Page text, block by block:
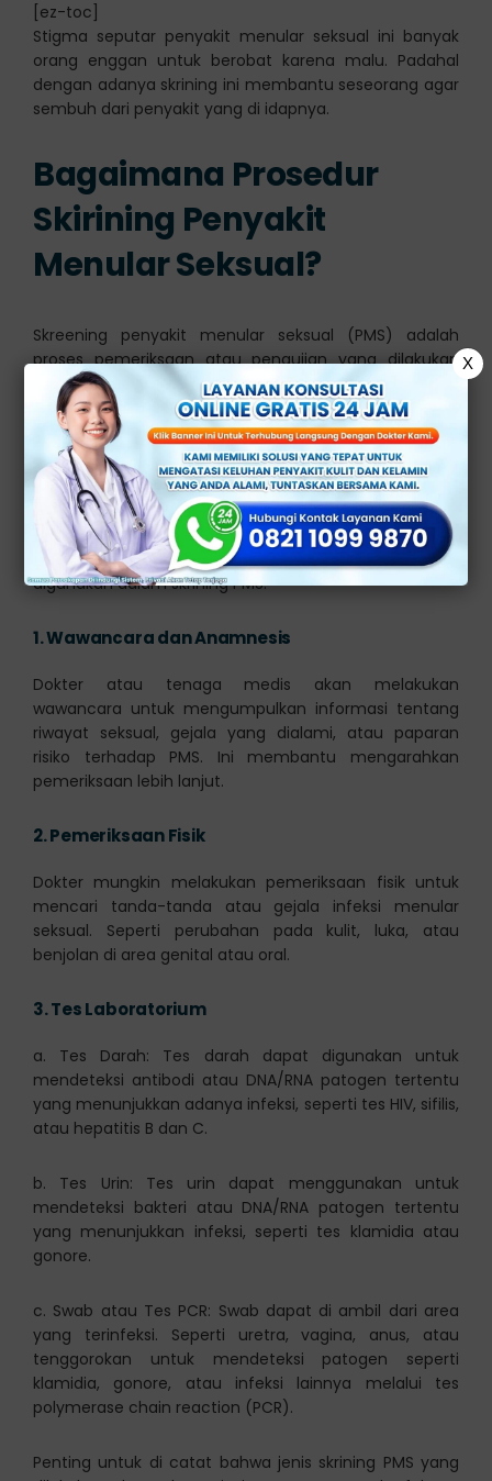
[ez-toc]
Stigma seputar penyakit menular seksual ini banyak
orang enggan untuk berobat karena malu. Padahal
dengan adanya skrining ini membantu seseorang agar
sembuh dari penyakit yang di idapnya.
Bagaimana Prosedur
Skirining Penyakit
Menular Seksual?
Skreening penyakit menular seksual (PMS) adalah
proses pemeriksaan atau pengujian yang dilakukan
untuk mendeteksi adanya infeksi menular seksual
pada seseorang. Terutama pada mereka yang aktif
secara seksual atau berisiko terkena PMS.
Skrining PMS dapat membantu dalam diagnosis dini,
pengobatan yang tepat waktu, dan pencegahan
penyebaran infeksi ke pasangan seksual lainnya.
Berikut adalah beberapa metode umum yang
digunakan dalam skrining PMS:
1.Wawancara dan Anamnesis
Dokter atau tenaga medis akan melakukan
wawancara untuk mengumpulkan informasi tentang
riwayat seksual, gejala yang dialami, atau paparan
risiko terhadap PMS. Ini membantu mengarahkan
pemeriksaan lebih lanjut.
2.Pemeriksaan Fisik
Dokter mungkin melakukan pemeriksaan fisik untuk
mencari tanda-tanda atau gejala infeksi menular
seksual. Seperti perubahan pada kulit, luka, atau
benjolan di area genital atau oral.
3.Tes Laboratorium
a. Tes Darah: Tes darah dapat digunakan untuk
mendeteksi antibodi atau DNA/RNA patogen tertentu
yang menunjukkan adanya infeksi, seperti tes HIV, sifilis,
atau hepatitis B dan C.
b. Tes Urin: Tes urin dapat menggunakan untuk
mendeteksi bakteri atau DNA/RNA patogen tertentu
yang menunjukkan infeksi, seperti tes klamidia atau
gonore.
c. Swab atau Tes PCR: Swab dapat di ambil dari area
yang terinfeksi. Seperti uretra, vagina, anus, atau
tenggorokan untuk mendeteksi patogen seperti
klamidia, gonore, atau infeksi lainnya melalui tes
polymerase chain reaction (PCR).
Penting untuk di catat bahwa jenis skrining PMS yang
X